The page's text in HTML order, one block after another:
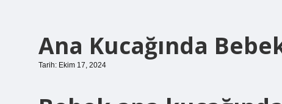
Ana Kucağında
Tarih: Ekim 17, 2024